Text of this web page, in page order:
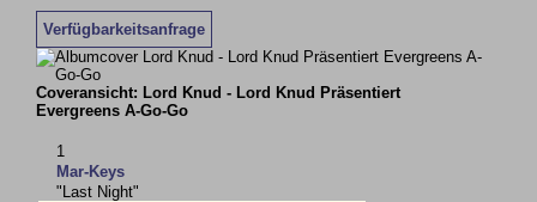
Verfügbarkeitsanfrage
Coveransicht: Lord Knud - Lord Knud Präsentiert
Evergreens A-Go-Go
1
Mar-Keys
"Last Night"